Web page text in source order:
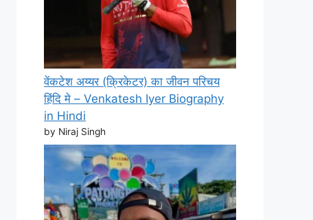
वेंकटेश अय्यर (क्रिकेटर) का जीवन परिचय
हिंदि मे – Venkatesh Iyer Biography
in Hindi
by Niraj Singh